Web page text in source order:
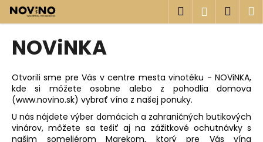
Prejsť
obsah
Hľadať
NOViNKA
Otvorili sme pre Vás v centre mesta vinotéku - NOViNKA,
kde si môžete osobne alebo z pohodlia domova
(www.novino.sk) vybrať vína z našej ponuky.
U nás nájdete výber domácich a zahraničných butikových
vinárov, môžete sa tešiť aj na zážitkové ochutnávky s
našim someliérom Marekom, ktorý pre Vás vína
o
o
p
o
t